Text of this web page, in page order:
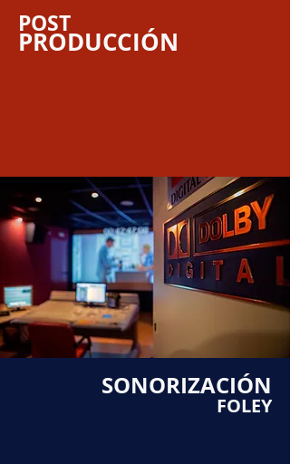
POST
PRODUCCIÓN
SONORIZACIÓN
FOLEY